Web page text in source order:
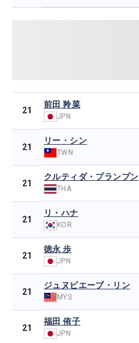
21
前田 羚菜
JPN
21
リー・シン
TWN
21
クルティダ・プランプン
THA
21
リ・ハナ
KOR
21
徳永 歩
JPN
21
ジュヌビエーブ・リン
MYS
21
福田 侑子
JPN